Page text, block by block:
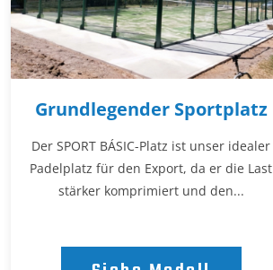
Grundlegender Sportplatz
Der SPORT BÁSIC-Platz ist unser idealer
Padelplatz für den Export, da er die Last
stärker komprimiert und den...